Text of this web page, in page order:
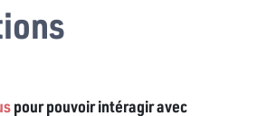
pour pouvoir intéragir avec